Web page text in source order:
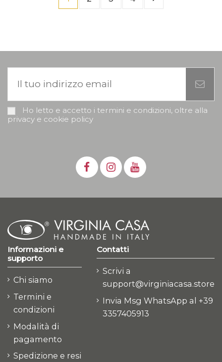
Ho letto e accetto i termini e condizioni, oltre alla
privacy e cookie policy
Informazioni e
supporto
Chi siamo
Termini e
condizioni
Modalità di
pagamento
Spedizione e resi
Contatti
Scrivi a
support@virginiacasa.store
Invia Msg WhatsApp al +39
3357405913